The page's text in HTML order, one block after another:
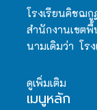
โรงเรียนคิชฌกู
สำนักงานเขต
นามเดิมว่า โร
ดูเพิ่มเติม
เมนูหลัก